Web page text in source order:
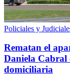
Policiales y
Rematan el
Daniela Cabral
domiciliaria